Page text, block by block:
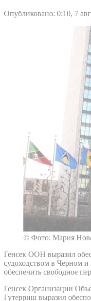
Опубликовано: 0:10, 7
© Фото: Мария
Генсек ООН выразил
судоходством в Черном
обеспечить свободное
Генсек Организации
Гутерриш выразил